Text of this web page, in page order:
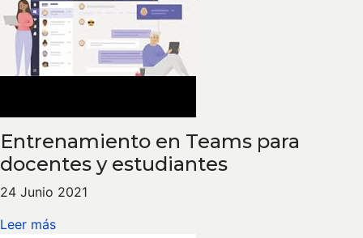
Entrenamiento en Teams para
docentes y estudiantes
24 Junio 2021
Leer más